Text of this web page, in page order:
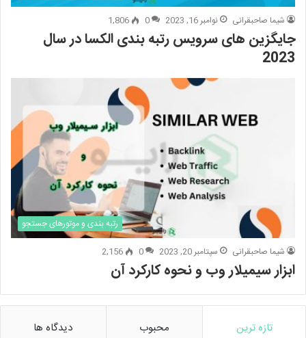
شیما صاحبقرانی نوامبر 16, 2023 0
1,806
جایگزین های سرویس رتبه بندی الکسا در سال
2023
رتبه بندی و موتورهای جستجو
شیما صاحبقرانی سپتامبر 20, 2023 0
2,156
ابزار سیمیلار وب و نحوه کارکرد آن
تازه ترین محبوب دیدگاه ها